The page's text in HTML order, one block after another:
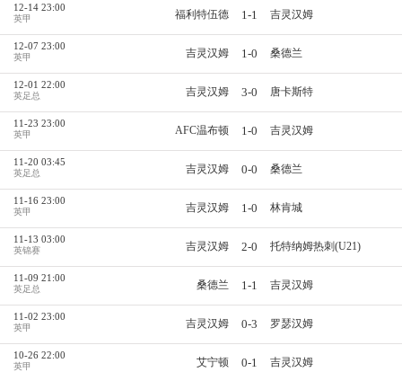
12-14 23:00
英甲 福利特伍德 1-1 吉灵汉姆
12-07 23:00
英甲 吉灵汉姆 1-0 桑德兰
12-01 22:00
英足总 吉灵汉姆 3-0 唐卡斯特
11-23 23:00
英甲 AFC温布顿 1-0 吉灵汉姆
11-20 03:45
英足总 吉灵汉姆 0-0 桑德兰
11-16 23:00
英甲 吉灵汉姆 1-0 林肯城
11-13 03:00
英锦赛 吉灵汉姆 2-0 托特纳姆热刺(U21)
11-09 21:00
英足总 桑德兰 1-1 吉灵汉姆
11-02 23:00
英甲 吉灵汉姆 0-3 罗瑟汉姆
10-26 22:00
英甲 艾宁顿 0-1 吉灵汉姆